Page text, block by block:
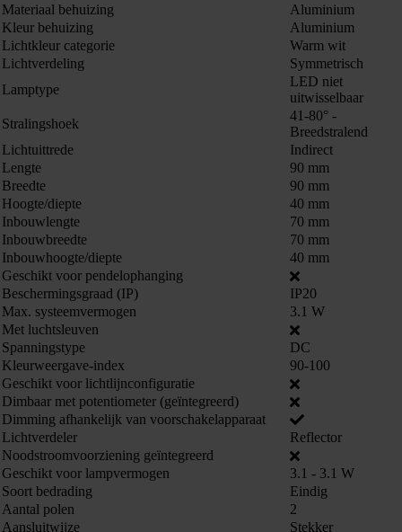
Materiaal behuizing
Aluminium
Kleur behuizing
Aluminium
Lichtkleur categorie
Warm wit
Lichtverdeling
Symmetrisch
Lamptype
LED niet
uitwisselbaar
Stralingshoek
41-80° -
Breedstralend
Lichtuittrede
Indirect
Lengte
90 mm
Breedte
90 mm
Hoogte/diepte
40 mm
Inbouwlengte
70 mm
Inbouwbreedte
70 mm
Inbouwhoogte/diepte
40 mm
Geschikt voor pendelophanging
Beschermingsgraad (IP)
IP20
Max. systeemvermogen
3.1 W
Met luchtsleuven
Spanningstype
DC
Kleurweergave-index
90-100
Geschikt voor lichtlijnconfiguratie
Dimbaar met potentiometer (geïntegreerd)
Dimming afhankelijk van voorschakelapparaat
Lichtverdeler
Reflector
Noodstroomvoorziening geïntegreerd
Geschikt voor lampvermogen
3.1 - 3.1 W
Soort bedrading
Eindig
Aantal polen
2
Aansluitwijze
Stekker
863662